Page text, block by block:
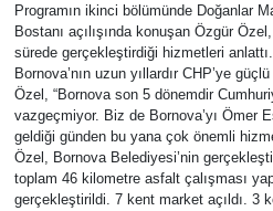
Programın ikinci bölümünde Doğanlar
Bostanı açılışında konuşan Özgür
sürede gerçekleştirdiği hizmetleri anlattı.
Bornova’nın uzun yıllardır CHP’ye
Özel, “Bornova son 5 dönemdir
vazgeçmiyor. Biz de Bornova’yı Ömer
geldiği günden bu yana çok önemli
Özel, Bornova Belediyesi’nin
toplam 46 kilometre asfalt çalışması
gerçekleştirildi. 7 kent market açıldı. 3